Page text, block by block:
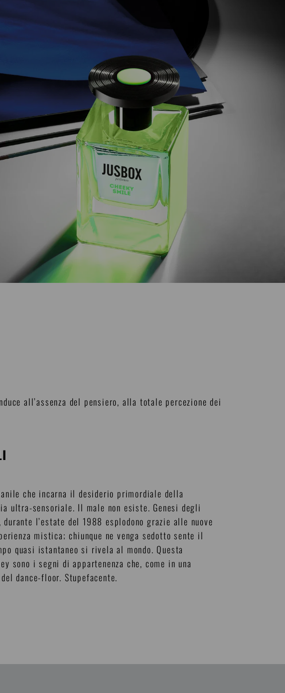
all’assenza del pensiero, alla totale percezione dei
che incarna il desiderio primordiale della
ultra-sensoriale. Il male non esiste. Genesi degli
l’estate del 1988 esplodono grazie alle nuove
mistica; chiunque ne venga sedotto sente il
quasi istantaneo si rivela al mondo. Questa
sono i segni di appartenenza che, come in una
dance-floor. Stupefacente.